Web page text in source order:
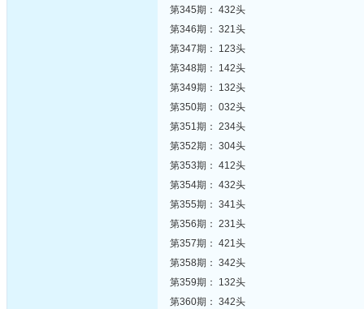
第345期： 432头
第346期： 321头
第347期： 123头
第348期： 142头
第349期： 132头
第350期： 032头
第351期： 234头
第352期： 304头
第353期： 412头
第354期： 432头
第355期： 341头
第356期： 231头
第357期： 421头
第358期： 342头
第359期： 132头
第360期： 342头